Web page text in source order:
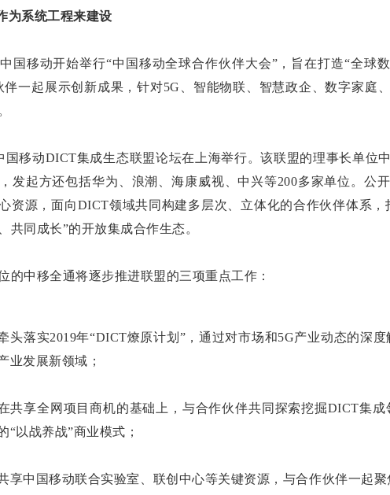
为系统工程来建设
国移动开始举行“中国移动全球合作伙伴大会”，旨在打造“全球
伴一起展示创新成果，针对5G、智能物联、智慧政企、数字家庭
国移动DICT集成生态联盟论坛在上海举行。该联盟的理事长单位
发起方还包括华为、浪潮、海康威视、中兴等200多家单位。公
资源，面向DICT领域共同构建多层次、立体化的合作伙伴体系，
共同成长”的开放集成合作生态。
的中移全通将逐步推进联盟的三项重点工作：
头落实2019年“DICT燎原计划”，通过对市场和5G产业动态的深
业发展新领域；
共享全网项目商机的基础上，与合作伙伴共同探索挖掘DICT集成
“以战养战”商业模式；
享中国移动联合实验室、联创中心等关键资源，与合作伙伴一起